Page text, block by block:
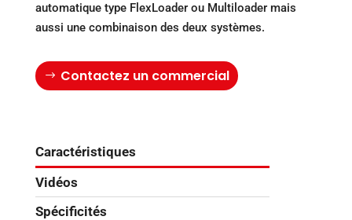
automatique type FlexLoader ou Multiloader mais
aussi une combinaison des deux systèmes.
Contactez un commercial
Caractéristiques
Vidéos
Spécificités